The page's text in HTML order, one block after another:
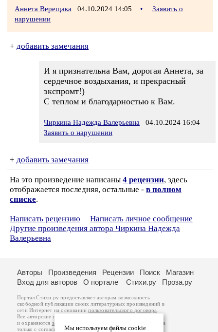
Аннета Верещака 04.10.2024 14:05 •
Заявить о
нарушении
+ добавить замечания
И я признательна Вам, дорогая Аннета, за
сердечное воздыхания, и прекрасный
экспромт!)
С теплом и благодарностью к Вам.
Чиркина Надежда Валерьевна 04.10.2024 16:04
Заявить о нарушении
+ добавить замечания
На это произведение написаны 4 рецензии, здесь
отображается последняя, остальные - в полном
списке.
Написать рецензию
Написать личное сообщение
Другие произведения автора Чиркина Надежда
Валерьевна
Мы используем файлы cookie
Авторы Произведения Рецензии Поиск
Магазин
Вход для авторов
О портале Стихи.ру Проза.ру
Портал Стихи.ру предоставляет авторам возможность
свободной публикации своих литературных произведений в
сети Интернет на основаниипользовательского договора
Все авторские права на произведения принадлежат авторам
и охраняются законом
. Перепечатка произведений возможна
только с согласия его автора, к которому вы можете